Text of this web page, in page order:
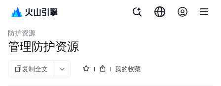
DDoS防护
防护资源
管理防护资源
复制全文 我的收藏